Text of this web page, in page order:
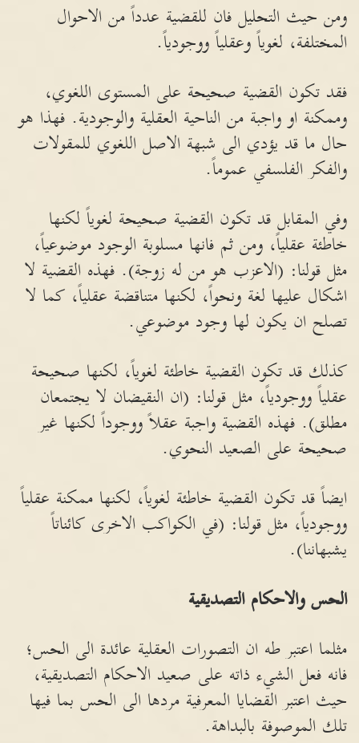
ومن حيث التحليل فان للقضية عدداً من الاحوال
المختلفة، لغوياً وعقلياً ووجودياً.
فقد تكون القضية صحيحة على المستوى اللغوي،
وممكنة او واجبة من الناحية العقلية والوجودية. فهذا هو
حال ما قد يؤدي الى شبهة الاصل اللغوي للمقولات
والفكر الفلسفي عموماً.
وفي المقابل قد تكون القضية صحيحة لغوياً لكنها
خاطئة عقلياً، ومن ثم فانها مسلوبة الوجود موضوعياً،
مثل قولنا: (الاعزب هو من له زوجة). فهذه القضية لا
اشكال عليها لغة ونحواً، لكنها متناقضة عقلياً، كما لا
تصلح ان يكون لها وجود موضوعي.
كذلك قد تكون القضية خاطئة لغوياً، لكنها صحيحة
عقلياً ووجودياً، مثل قولنا: (ان النقيضان لا يجتمعان
مطلق). فهذه القضية واجبة عقلاً ووجوداً لكنها غير
صحيحة على الصعيد النحوي.
ايضاً قد تكون القضية خاطئة لغوياً، لكنها ممكنة عقلياً
ووجودياً، مثل قولنا: (في الكواكب الاخرى كائناتاً
يشبهاننا).
الحس والاحكام التصديقية
مثلما اعتبر طه ان التصورات العقلية عائدة الى الحس؛
فانه فعل الشيء ذاته على صعيد الاحكام التصديقية،
حيث اعتبر القضايا المعرفية مردها الى الحس بما فيها
تلك الموصوفة بالبداهة.